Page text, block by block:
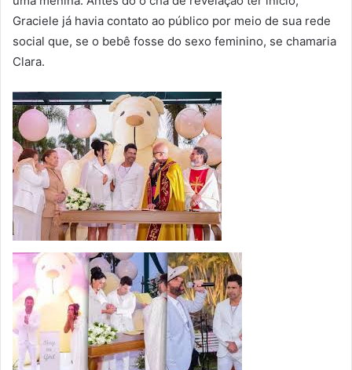
Graciele já havia contato ao público por meio de sua rede
social que, se o bebê fosse do sexo feminino, se chamaria
Clara.